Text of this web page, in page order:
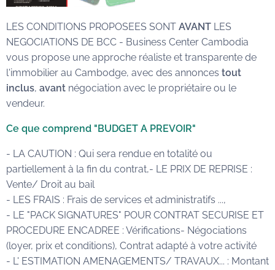
LES CONDITIONS PROPOSEES SONT AVANT LES
NEGOCIATIONS DE BCC - Business Center Cambodia
vous propose une approche réaliste et transparente de
l'immobilier au Cambodge, avec des annonces tout
inclus, avant négociation avec le propriétaire ou le
vendeur.
Ce que comprend "BUDGET A PREVOIR"
- LA CAUTION : Qui sera rendue en totalité ou
partiellement à la fin du contrat,- LE PRIX DE REPRISE :
Vente/ Droit au bail
- LES FRAIS : Frais de services et administratifs ...,
- LE "PACK SIGNATURES" POUR CONTRAT SECURISE ET
PROCEDURE ENCADREE : Vérifications- Négociations
(loyer, prix et conditions), Contrat adapté à votre activité
- L' ESTIMATION AMENAGEMENTS/ TRAVAUX... : Montant